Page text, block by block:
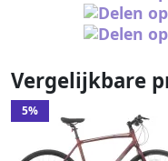
Vergelijkbare
5%